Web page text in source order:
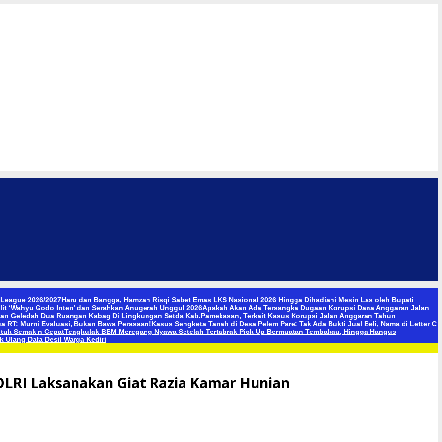
2026/2027Haru dan Bangga, Hamzah Risqi Sabet Emas LKS Nasional 2026 Hingga Dihadiahi Mesin Las oleh Bupati
‘Wahyu Godo Inten’ dan Serahkan Anugerah Unggul 2026Apakah Akan Ada Tersangka Dugaan Korupsi Dana Anggaran Jalan
Geledah Dua Ruangan Kabag Di Lingkungan Setda Kab.Pamekasan, Terkait Kasus Korupsi Jalan Anggaran Tahun
RT: Murni Evaluasi, Bukan Bawa Perasaan!Kasus Sengketa Tanah di Desa Pelem Pare: Tak Ada Bukti Jual Beli, Nama di Letter C
Semakin CepatTengkulak BBM Meregang Nyawa Setelah Tertabrak Pick Up Bermuatan Tembakau, Hingga Hangus
Ulang Data Desil Warga Kediri
Laksanakan Giat Razia Kamar Hunian